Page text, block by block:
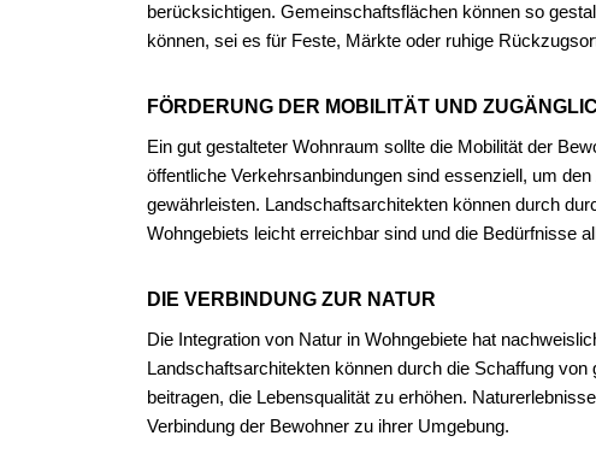
berücksichtigen. Gemeinschaftsflächen können so
können, sei es für Feste, Märkte oder ruhige
FÖRDERUNG DER MOBILITÄT UND
Ein gut gestalteter Wohnraum sollte die Mobilität der
öffentliche Verkehrsanbindungen sind essenziell, um
gewährleisten. Landschaftsarchitekten können durch
Wohngebiets leicht erreichbar sind und die Bedürfnisse
DIE VERBINDUNG ZUR NATUR
Die Integration von Natur in Wohngebiete hat
Landschaftsarchitekten können durch die Schaffung
beitragen, die Lebensqualität zu erhöhen.
Verbindung der Bewohner zu ihrer Umgebung.